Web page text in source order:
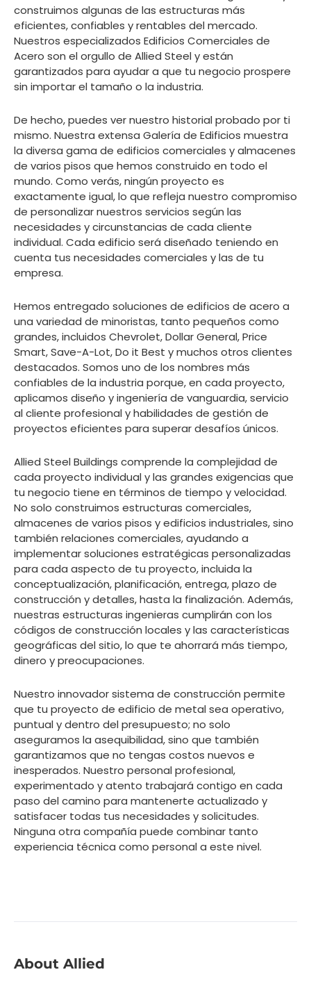
construimos algunas de las estructuras más
eficientes, confiables y rentables del mercado.
Nuestros especializados Edificios Comerciales de
Acero son el orgullo de Allied Steel y están
garantizados para ayudar a que tu negocio prospere
sin importar el tamaño o la industria.
De hecho, puedes ver nuestro historial probado por ti
mismo. Nuestra extensa Galería de Edificios muestra
la diversa gama de edificios comerciales y almacenes
de varios pisos que hemos construido en todo el
mundo. Como verás, ningún proyecto es
exactamente igual, lo que refleja nuestro compromiso
de personalizar nuestros servicios según las
necesidades y circunstancias de cada cliente
individual. Cada edificio será diseñado teniendo en
cuenta tus necesidades comerciales y las de tu
empresa.
Hemos entregado soluciones de edificios de acero a
una variedad de minoristas, tanto pequeños como
grandes, incluidos Chevrolet, Dollar General, Price
Smart, Save-A-Lot, Do it Best y muchos otros clientes
destacados. Somos uno de los nombres más
confiables de la industria porque, en cada proyecto,
aplicamos diseño y ingeniería de vanguardia, servicio
al cliente profesional y habilidades de gestión de
proyectos eficientes para superar desafíos únicos.
Allied Steel Buildings comprende la complejidad de
cada proyecto individual y las grandes exigencias que
tu negocio tiene en términos de tiempo y velocidad.
No solo construimos estructuras comerciales,
almacenes de varios pisos y edificios industriales, sino
también relaciones comerciales, ayudando a
implementar soluciones estratégicas personalizadas
para cada aspecto de tu proyecto, incluida la
conceptualización, planificación, entrega, plazo de
construcción y detalles, hasta la finalización. Además,
nuestras estructuras ingenieras cumplirán con los
códigos de construcción locales y las características
geográficas del sitio, lo que te ahorrará más tiempo,
dinero y preocupaciones.
Nuestro innovador sistema de construcción permite
que tu proyecto de edificio de metal sea operativo,
puntual y dentro del presupuesto; no solo
aseguramos la asequibilidad, sino que también
garantizamos que no tengas costos nuevos e
inesperados. Nuestro personal profesional,
experimentado y atento trabajará contigo en cada
paso del camino para mantenerte actualizado y
satisfacer todas tus necesidades y solicitudes.
Ninguna otra compañía puede combinar tanto
experiencia técnica como personal a este nivel.
About Allied